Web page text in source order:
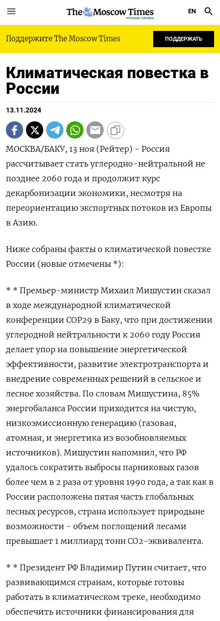
РУССКАЯ СЛУЖБА
EN
Поддержите The Moscow Times ПОДДЕРЖАТЬ
Климатическая повестка в
России
13.11.2024
МОСКВА/БАКУ, 13 ноя (Рейтер) - Россия
рассчитывает стать углеродно-нейтральной не
позднее 2060 года и продолжит курс
декарбонизации экономики, несмотря на
переориентацию экспортных потоков из Европы
в Азию.
Ниже собраны факты о климатической повестке
России (новые отмечены *):
* * Премьер-министр Михаил Мишустин сказал
в ходе международной климатической
конференции COP29 в Баку, что при достижении
углеродной нейтральности к 2060 году Россия
делает упор на повышение энергетической
эффективности, развитие электротранспорта и
внедрение современных решений в сельское и
лесное хозяйства. По словам Мишустина, 85%
энергобаланса России приходится на чистую,
низкоэмиссионную генерацию (газовая,
атомная, и энергетика из возобновляемых
источников). Мишустин напомнил, что РФ
удалось сократить выбросы парниковых газов
более чем в 2 раза от уровня 1990 года, а так как в
России расположена пятая часть глобальных
лесных ресурсов, страна использует природыне
возможности - объем поглощений лесами
превышает 1 миллиард тонн СО2-эквивалента.
* * Президент РФ Владимир Путин считает, что
развивающимся странам, которые готовы
работать в климатическом треке, необходимо
обеспечить источники финансирования для